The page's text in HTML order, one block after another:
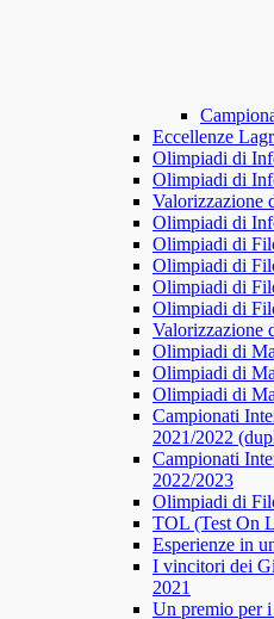
​​Eccellenze
Olimpiadi di
Olimpiadi di
Valorizzazione
Olimpiadi di
Olimpiadi di
Olimpiadi di
Olimpiadi di
Olimpiadi di
Valorizzazione
Olimpiadi di
Olimpiadi di
Olimpiadi di
Campionati
2021/2022
Campionati
2022/2023
Olimpiadi di
TOL (Test On
Esperienze in
I vincitori dei
2021
Un premio per